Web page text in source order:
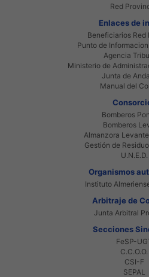
Red
Enlaces de
Beneficiarios Red
Punto de
Agencia
Ministerio de
Junta de
Manual del
Bomberos
Bomberos
Almanzora Levante
Gestión de
U.N.E.D.
Organismos
Instituto
Arbitraje de
Junta Arbitral
Secciones
FeSP-
C.C.O.O.
CSI-F
SEPAL